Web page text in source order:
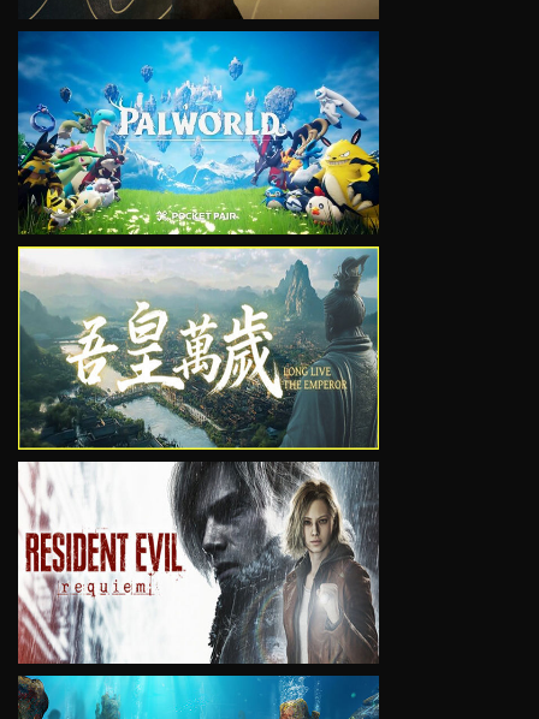
VIEW
VIEW
VIEW